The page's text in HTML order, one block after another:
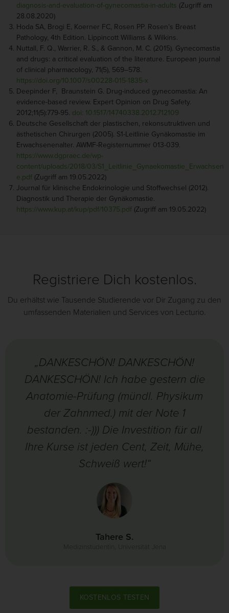
diagnosis-and-evaluation-of-gynecomastia-in-adults (Zugriff am
28.08.2020)
Hoda SA, Brogi E, Koerner FC, Rosen PP. Rosen’s Breast
Pathology, 4th Edition. Lippincott Williams & Wilkins.
Nuttall, F. Q., Warrier, R. S., & Gannon, M. C. (2015). Gynecomastia
and drugs: a critical evaluation of the literature. European journal
of clinical pharmacology, 71(5), 569–578.
https://doi.org/10.1007/s00228-015-1835-x
Deepinder F, Braunstein G. Drug-induced gynecomastia: An
evidence-based review. Expert Opinion on Drug Safety.
2012;11(5):779-95. doi: 10.1517/14740338.2012.712109
Deutsche Gesellschaft der plastischen, rekonsutruktiven und
ästhetischen Chirurgen (2005). S1-Leitlinie Gynäkomastie im
Erwachsenenalter. AWMF-Registernummer 013-039.
https://www.dgpraec.de/wp-
content/uploads/2018/03/S1_Leitlinie_Gynaekomastie_Erwachsen
e.pdf (Zugriff am 19.05.2022)
Journal für klinische Endokrinologie und Stoffwechsel (2012).
Diagnostik und Therapie der Gynäkomastie.
https://www.kup.at/kup/pdf/10375.pdf (Zugriff am 19.05.2022)
Registriere Dich kostenlos.
Du erhältst wie Tausende Studierende vor Dir Zugang zu den
umfassenden Materialien und Services von Lecturio.
„DANKESCHÖN! DANKESCHÖN!
DANKESCHÖN! Ich habe gestern die
Anatomie-Prüfung (mündl. Physikum
der Zahnmed.) mit der Note 1
bestanden. :-))) Die Investition für all
Ihre Kurse ist jeden Cent, Zeit, Mühe,
Schweiß wert!“
Tahere S.
KOSTENLOS TESTEN